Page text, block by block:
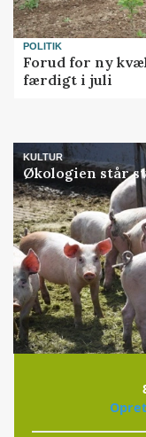
POLITIK
Forud for ny
færdigt i juli
KULTUR
Økologien står